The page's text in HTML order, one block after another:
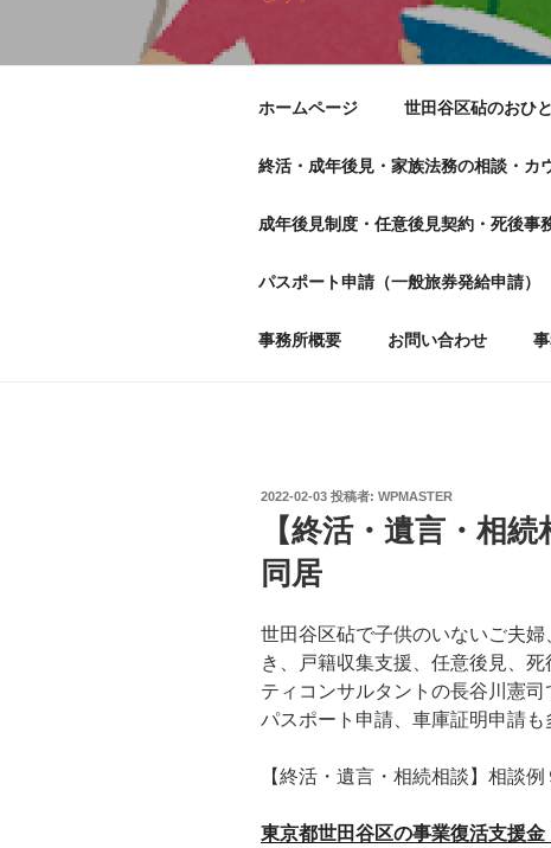
ホームページ 世田谷区砧のおひ
終活・成年後見・家族法務の相談・カ
成年後見制度・任意後見契約・死後事
パスポート申請（一般旅券発給申請）
事務所概要 お問い合わせ
投
2022-02-03 投稿者: WPMASTER
【終活・遺言・相
同居
世田谷区砧で子供のいないご夫
き、戸籍収集支援、任意後見、
ティコンサルタントの長谷川憲司
パスポート申請、車庫証明申請も
【終活・遺言・相続相談】相談
東京都世田谷区の事業復活支援